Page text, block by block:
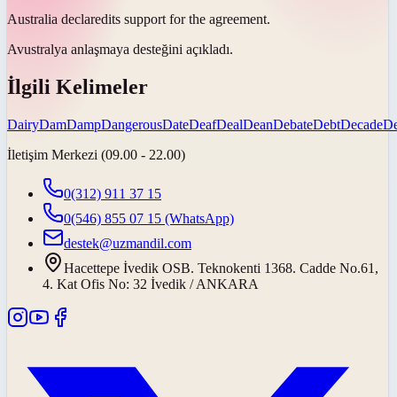
Australia declaredits support for the agreement.
Avustralya anlaşmaya desteğini açıkladı.
İlgili Kelimeler
DairyDamDampDangerousDateDeafDealDeanDebateDebtDecade
İletişim Merkezi (09.00 - 22.00)
0(312) 911 37 15
0(546) 855 07 15 (WhatsApp)
destek@uzmandil.com
Hacettepe İvedik OSB. Teknokenti 1368. Cadde No.61,
4. Kat Ofis No: 32 İvedik / ANKARA